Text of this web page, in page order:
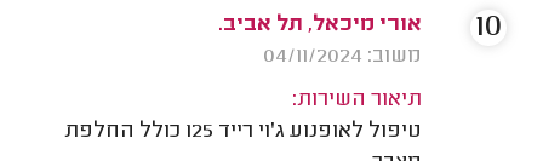
אורי מיכאל, תל אביב.
משוב: 04/11/2024
תיאור השירות:
טיפול לאופנוע ג'וי רייד 125 כולל החלפת
10